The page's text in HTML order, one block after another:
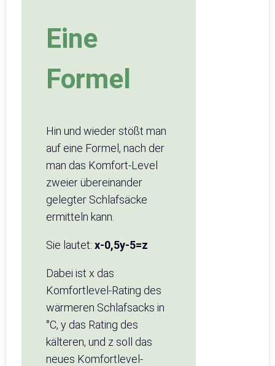
Eine
Formel
Hin und wieder stößt man
auf eine Formel, nach der
man das Komfort-Level
zweier übereinander
gelegter Schlafsäcke
ermitteln kann.
Sie lautet: x-0,5y-5=z
Dabei ist x das
Komfortlevel-Rating des
wärmeren Schlafsacks in
°C, y das Rating des
kälteren, und z soll das
neues Komfortlevel-